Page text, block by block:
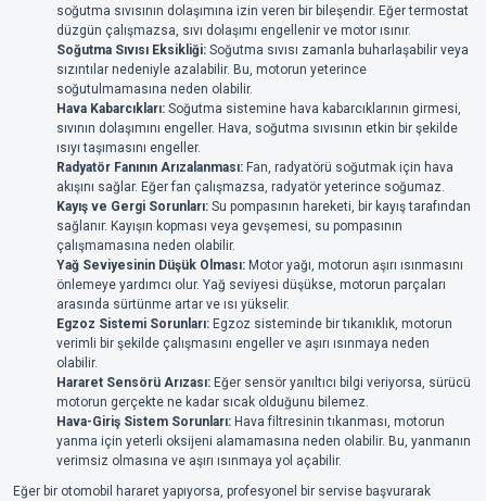
soğutma sıvısının dolaşımına izin veren bir bileşendir. Eğer termostat
düzgün çalışmazsa, sıvı dolaşımı engellenir ve motor ısınır.
Soğutma Sıvısı Eksikliği: Soğutma sıvısı zamanla buharlaşabilir veya
sızıntılar nedeniyle azalabilir. Bu, motorun yeterince
soğutulmamasına neden olabilir.
Hava Kabarcıkları: Soğutma sistemine hava kabarcıklarının girmesi,
sıvının dolaşımını engeller. Hava, soğutma sıvısının etkin bir şekilde
ısıyı taşımasını engeller.
Radyatör Fanının Arızalanması: Fan, radyatörü soğutmak için hava
akışını sağlar. Eğer fan çalışmazsa, radyatör yeterince soğumaz.
Kayış ve Gergi Sorunları: Su pompasının hareketi, bir kayış tarafından
sağlanır. Kayışın kopması veya gevşemesi, su pompasının
çalışmamasına neden olabilir.
Yağ Seviyesinin Düşük Olması: Motor yağı, motorun aşırı ısınmasını
önlemeye yardımcı olur. Yağ seviyesi düşükse, motorun parçaları
arasında sürtünme artar ve ısı yükselir.
Egzoz Sistemi Sorunları: Egzoz sisteminde bir tıkanıklık, motorun
verimli bir şekilde çalışmasını engeller ve aşırı ısınmaya neden
olabilir.
Hararet Sensörü Arızası: Eğer sensör yanıltıcı bilgi veriyorsa, sürücü
motorun gerçekte ne kadar sıcak olduğunu bilemez.
Hava-Giriş Sistem Sorunları: Hava filtresinin tıkanması, motorun
yanma için yeterli oksijeni alamamasına neden olabilir. Bu, yanmanın
verimsiz olmasına ve aşırı ısınmaya yol açabilir.
Eğer bir otomobil hararet yapıyorsa, profesyonel bir servise başvurarak